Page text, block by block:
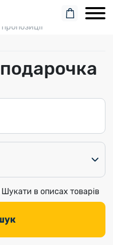
Шукати в описах товарів